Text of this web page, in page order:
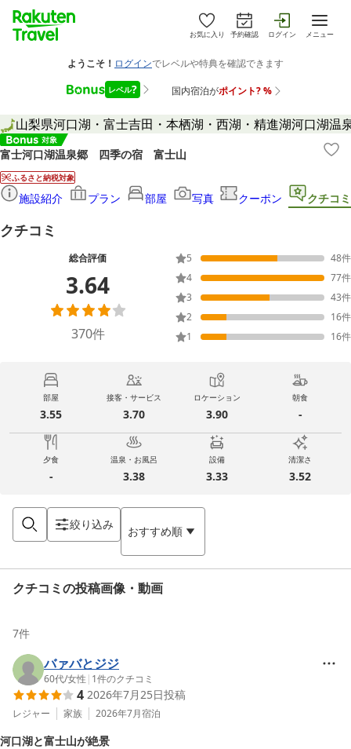
お気に入り 予約確認 ログイン メニュー
山梨県河口湖・富士吉田・本栖湖・西湖・精進湖河口湖温
富士河口湖温泉郷 四季の宿 富士山
ふるさと納税対象
施設紹介 プラン 部屋 写真 クーポン クチコミ
クチコミ
総合評価
3.64
370件
5 48件
4
77件
3
43件
2
16件
1
16件
部屋
3.55
接客・サービス
3.70
ロケーション
3.90
朝食
-
夕食
-
温泉・お風呂
3.38
設備
3.33
清潔さ
3.52
絞り込み おすすめ順
クチコミの投稿画像・動画
7件
バァバとジジ
60代/女性 | 1件のクチコミ
4 2026年7月25日投稿
レジャー 家族 2026年7月宿泊
河口湖と富士山が絶景